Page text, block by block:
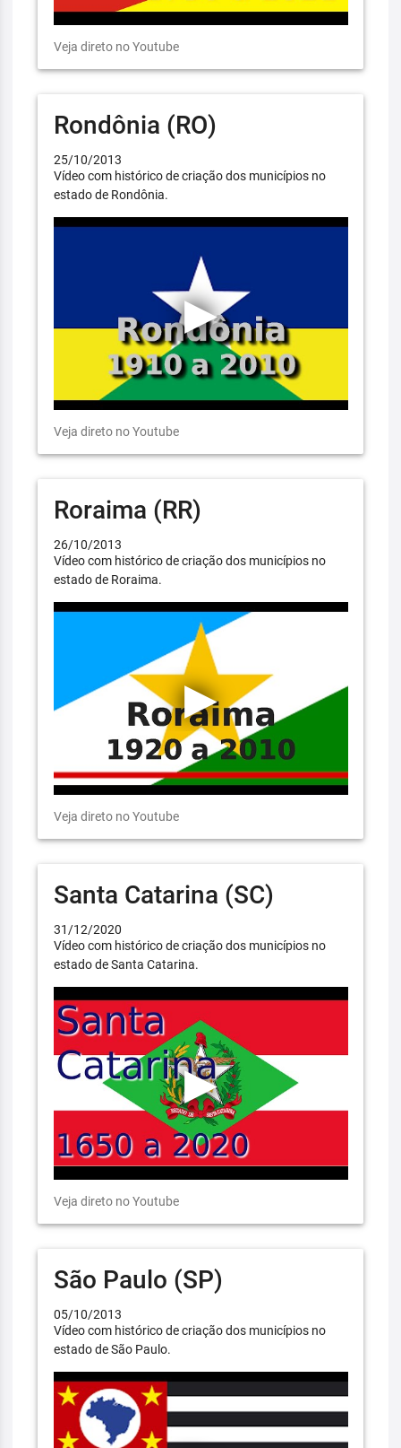
Veja direto no Youtube
Rondônia (RO)
25/10/2013
Vídeo com histórico de criação dos municípios no
estado de Rondônia.
Veja direto no Youtube
Roraima (RR)
26/10/2013
Vídeo com histórico de criação dos municípios no
estado de Roraima.
Veja direto no Youtube
Santa Catarina (SC)
31/12/2020
Vídeo com histórico de criação dos municípios no
estado de Santa Catarina.
Veja direto no Youtube
São Paulo (SP)
05/10/2013
Vídeo com histórico de criação dos municípios no
estado de São Paulo.